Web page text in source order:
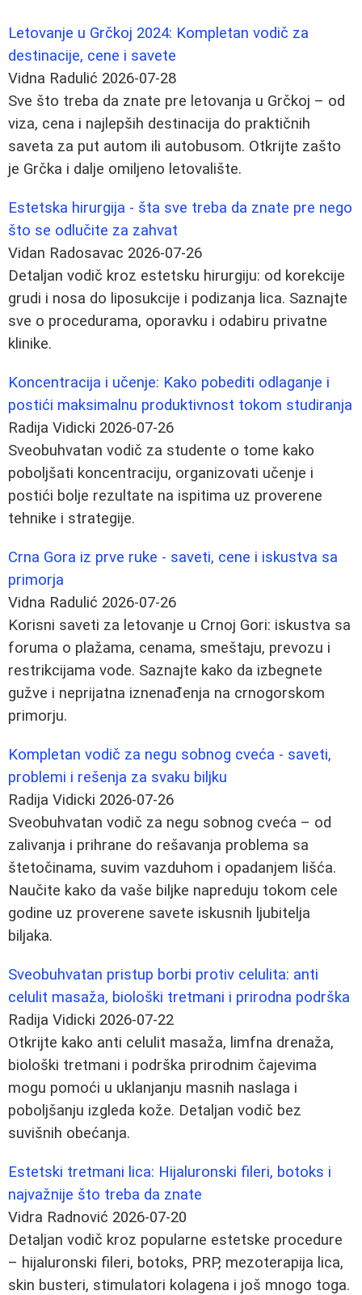
Letovanje u Grčkoj 2024: Kompletan vodič za
destinacije, cene i savete
Vidna Radulić 2026-07-28
Sve što treba da znate pre letovanja u Grčkoj – od
viza, cena i najlepših destinacija do praktičnih
saveta za put autom ili autobusom. Otkrijte zašto
je Grčka i dalje omiljeno letovalište.
Estetska hirurgija - šta sve treba da znate pre nego
što se odlučite za zahvat
Vidan Radosavac 2026-07-26
Detaljan vodič kroz estetsku hirurgiju: od korekcije
grudi i nosa do liposukcije i podizanja lica. Saznajte
sve o procedurama, oporavku i odabiru privatne
klinike.
Koncentracija i učenje: Kako pobediti odlaganje i
postići maksimalnu produktivnost tokom studiranja
Radija Vidicki 2026-07-26
Sveobuhvatan vodič za studente o tome kako
poboljšati koncentraciju, organizovati učenje i
postići bolje rezultate na ispitima uz proverene
tehnike i strategije.
Crna Gora iz prve ruke - saveti, cene i iskustva sa
primorja
Vidna Radulić 2026-07-26
Korisni saveti za letovanje u Crnoj Gori: iskustva sa
foruma o plažama, cenama, smeštaju, prevozu i
restrikcijama vode. Saznajte kako da izbegnete
gužve i neprijatna iznenađenja na crnogorskom
primorju.
Kompletan vodič za negu sobnog cveća - saveti,
problemi i rešenja za svaku biljku
Radija Vidicki 2026-07-26
Sveobuhvatan vodič za negu sobnog cveća – od
zalivanja i prihrane do rešavanja problema sa
štetočinama, suvim vazduhom i opadanjem lišća.
Naučite kako da vaše biljke napreduju tokom cele
godine uz proverene savete iskusnih ljubitelja
biljaka.
Sveobuhvatan pristup borbi protiv celulita: anti
celulit masaža, biološki tretmani i prirodna podrška
Radija Vidicki 2026-07-22
Otkrijte kako anti celulit masaža, limfna drenaža,
biološki tretmani i podrška prirodnim čajevima
mogu pomoći u uklanjanju masnih naslaga i
poboljšanju izgleda kože. Detaljan vodič bez
suvišnih obećanja.
Estetski tretmani lica: Hijaluronski fileri, botoks i
najvažnije što treba da znate
Vidra Radnović 2026-07-20
Detaljan vodič kroz popularne estetske procedure
– hijaluronski fileri, botoks, PRP, mezoterapija lica,
skin busteri, stimulatori kolagena i još mnogo toga.